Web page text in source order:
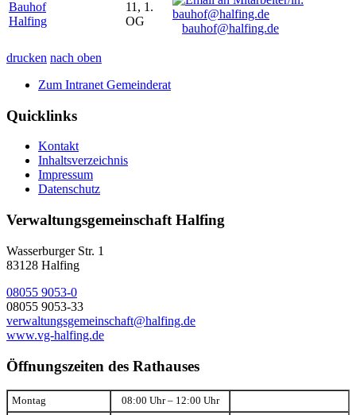
Bauhof
Halfing
11, 1.
OG
bauhof@halfing.de
drucken nach oben
Zum Intranet Gemeinderat
Quicklinks
Kontakt
Inhaltsverzeichnis
Impressum
Datenschutz
Verwaltungsgemeinschaft Halfing
Wasserburger Str. 1
83128 Halfing
08055 9053-0
08055 9053-33
verwaltungsgemeinschaft@halfing.de
www.vg-halfing.de
Öffnungszeiten des Rathauses
Montag 08:00 Uhr – 12:00 Uhr